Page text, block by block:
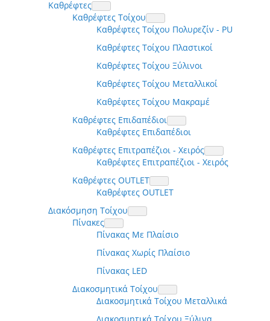
Καθρέφτες
Καθρέφτες Τοίχου
Καθρέφτες Τοίχου Πολυρεζίν - PU
Καθρέφτες Τοίχου Πλαστικοί
Καθρέφτες Τοίχου Ξύλινοι
Καθρέφτες Τοίχου Μεταλλικοί
Καθρέφτες Τοίχου Μακραμέ
Καθρέφτες Επιδαπέδιοι
Καθρέφτες Επιδαπέδιοι
Καθρέφτες Επιτραπέζιοι - Χειρός
Καθρέφτες Επιτραπέζιοι - Χειρός
Καθρέφτες OUTLET
Καθρέφτες OUTLET
Διακόσμηση Τοίχου
Πίνακες
Πίνακας Με Πλαίσιο
Πίνακας Χωρίς Πλαίσιο
Πίνακας LED
Διακοσμητικά Τοίχου
Διακοσμητικά Τοίχου Μεταλλικά